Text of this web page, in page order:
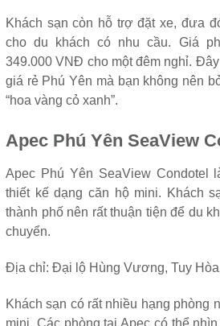
Khách sạn còn hỗ trợ đặt xe, đưa
cho du khách có nhu cầu. Giá
349.000 VNĐ cho một đêm nghỉ.
giá rẻ Phú Yên mà bạn không nên
“hoa vàng cỏ xanh”.
Apec Phú Yên SeaView
Apec Phú Yên SeaView Condotel
thiết kế dạng căn hộ mini. Khách
thành phố nên rất thuận tiện để du
chuyển.
Địa chỉ: Đại lộ Hùng Vương, Tuy
Khách sạn có rất nhiều hạng phòng
mini. Các phòng tại Apec có thể